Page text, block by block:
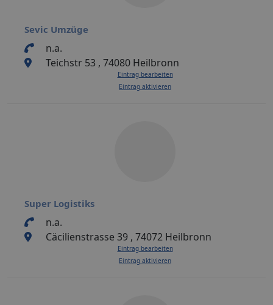
Sevic Umzüge
n.a.
Teichstr 53 , 74080 Heilbronn
Eintrag bearbeiten
Eintrag aktivieren
Super Logistiks
n.a.
Cäcilienstrasse 39 , 74072 Heilbronn
Eintrag bearbeiten
Eintrag aktivieren